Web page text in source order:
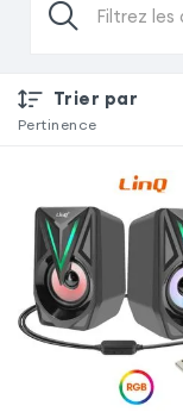
Filtrez les
Trier par
Pertinence